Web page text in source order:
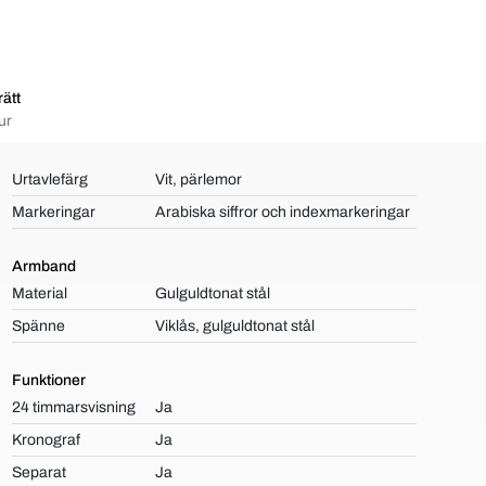
Urtavlefärg
Vit, pärlemor
Markeringar
Arabiska siffror och indexmarkeringar
Armband
Material
Gulguldtonat stål
Spänne
Viklås, gulguldtonat stål
Funktioner
24 timmarsvisning
Ja
Kronograf
Ja
Separat
Ja